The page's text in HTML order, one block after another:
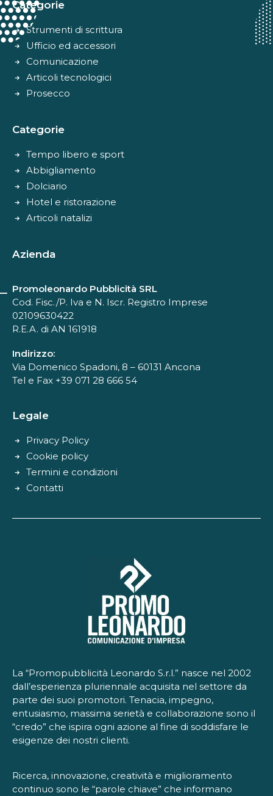
Categorie
Strumenti di scrittura
Ufficio ed accessori
Comunicazione
Articoli tecnologici
Prosecco
Categorie
Tempo libero e sport
Abbigliamento
Dolciario
Hotel e ristorazione
Articoli natalizi
Azienda
Promoleonardo Pubblicità SRL
Cod. Fisc./P. Iva e N. Iscr. Registro Imprese
02109630422
R.E.A. di AN 161918
Indirizzo:
Via Domenico Spadoni, 8 – 60131 Ancona
Tel e Fax +39 071 28 666 54
Legale
Privacy Policy
Cookie policy
Termini e condizioni
Contatti
La “Promopubblicità Leonardo S.r.l.” nasce nel 2002
dall’esperienza pluriennale acquisita nel settore da
parte dei suoi promotori. Tenacia, impegno,
entusiasmo, massima serietà e collaborazione sono il
“credo” che ispira ogni azione al fine di soddisfare le
esigenze dei nostri clienti.
Ricerca, innovazione, creatività e miglioramento
continuo sono le “parole chiave” che informano